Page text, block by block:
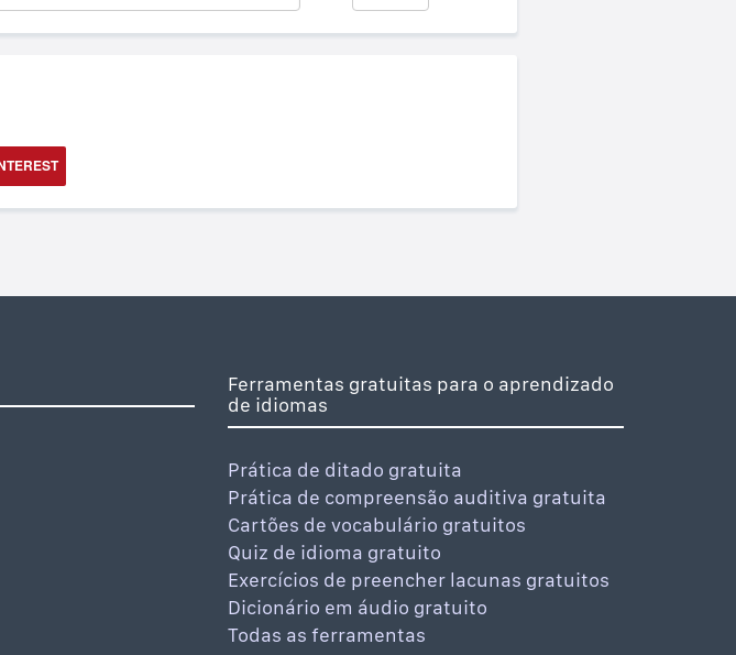
Ferramentas gratuitas para o aprendizado
de idiomas
Prática de ditado gratuita
Prática de compreensão auditiva gratuita
Cartões de vocabulário gratuitos
Quiz de idioma gratuito
Exercícios de preencher lacunas gratuitos
Dicionário em áudio gratuito
Todas as ferramentas